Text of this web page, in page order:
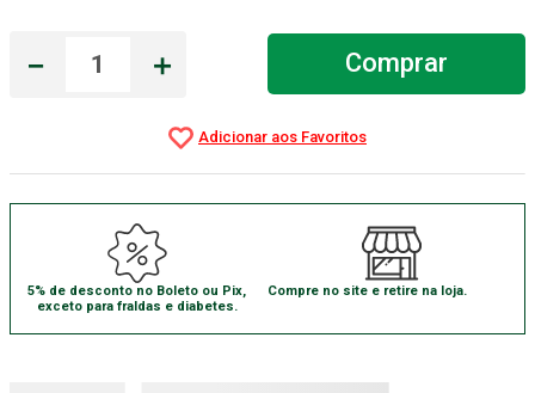
＋
－ Comprar
5% de desconto no Boleto ou Pix,
exceto para fraldas e diabetes.
Compre no site e retire na loja.
Aparelho Pressão
10º Gaze